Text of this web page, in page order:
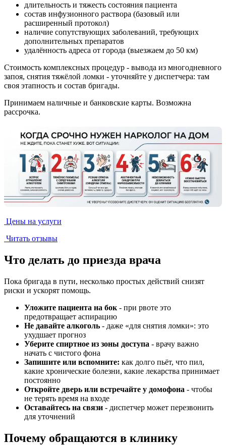
длительность и тяжесть состояния пациента
состав инфузионного раствора (базовый или
расширенный протокол)
наличие сопутствующих заболеваний, требующих
дополнительных препаратов
удалённость адреса от города (выезжаем до 50 км)
Стоимость комплексных процедур - вывода из многодневного
запоя, снятия тяжёлой ломки - уточняйте у диспетчера: там
своя этапность и состав бригады.
Принимаем наличные и банковские карты. Возможна
рассрочка.
Цены на услуги
Читать отзывы
Что делать до приезда врача
Пока бригада в пути, несколько простых действий снизят
риски и ускорят помощь.
Уложите пациента на бок - при рвоте это
предотвращает аспирацию
Не давайте алкоголь - даже «для снятия ломки»: это
ухудшает прогноз
Уберите спиртное из зоны доступа - врачу важно
начать с чистого фона
Запишите или вспомните: как долго пьёт, что пил,
какие хронические болезни, какие лекарства принимает
постоянно
Откройте дверь или встречайте у домофона - чтобы
не терять время на входе
Оставайтесь на связи - диспетчер может перезвонить
для уточнений
Почему обращаются в клинику